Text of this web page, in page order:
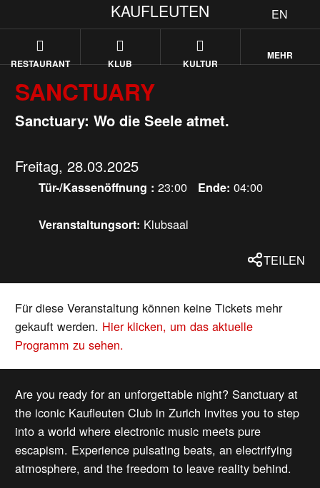
EN
KAUFLEUTEN
RESTAURANT KLUB KULTUR
MEHR
SANCTUARY
Sanctuary: Wo die Seele atmet.
Freitag, 28.03.2025
Tür-/Kassenöffnung : 23:00 Ende: 04:00
Veranstaltungsort: Klubsaal
TEILEN
Für diese Veranstaltung können keine Tickets mehr
gekauft werden. Hier klicken, um das aktuelle
Programm zu sehen.
Are you ready for an unforgettable night? Sanctuary at
the iconic Kaufleuten Club in Zurich invites you to step
into a world where electronic music meets pure
escapism. Experience pulsating beats, an electrifying
atmosphere, and the freedom to leave reality behind.